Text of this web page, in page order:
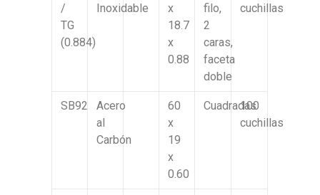
/
TG
(0.884)
Inoxidable
x
18.7
x
0.88
filo,
2
caras,
faceta
doble
cuchillas
SB92
Acero
al
Carbón
60
x
19
x
0.60
Cuadradas
100
cuchillas